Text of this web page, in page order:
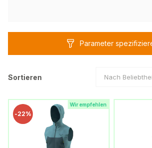
Parameter
Sortieren Nach
Wir empfehlen
-22%